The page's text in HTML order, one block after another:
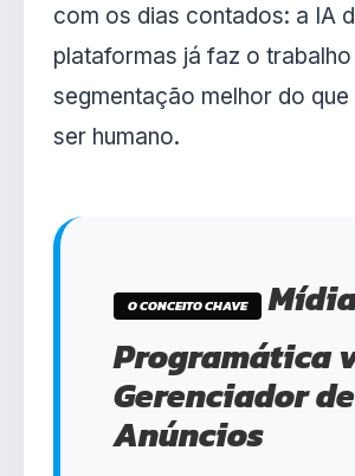
com os dias contados: a IA
plataformas já faz o
segmentação melhor do que
ser humano.
O CONCEITO CHAVE
Programática
Gerenciador de
Anúncios